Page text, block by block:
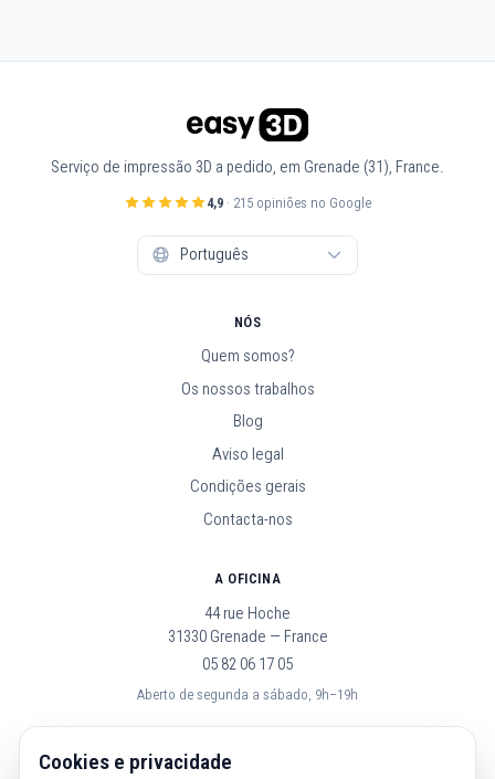
Serviço de impressão 3D a pedido, em Grenade (31), France.
4,9· 215 opiniões no Google
NÓS
Quem somos?
Os nossos trabalhos
Blog
Aviso legal
Condições gerais
Contacta-nos
A OFICINA
44 rue Hoche
31330 Grenade — France
05 82 06 17 05
Aberto de segunda a sábado, 9h–19h
SEGUE-NOS
Cookies e privacidade